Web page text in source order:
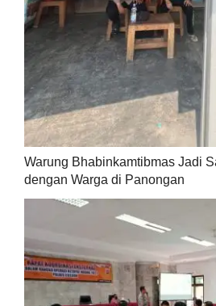
Warung Bhabinkamtibmas Jadi
dengan Warga di Panongan